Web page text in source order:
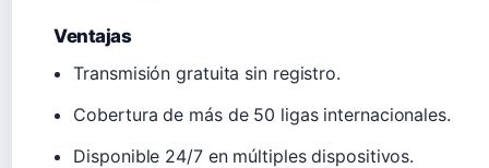
Ventajas
Transmisión gratuita sin registro.
Cobertura de más de 50 ligas internacionales.
Disponible 24/7 en múltiples dispositivos.